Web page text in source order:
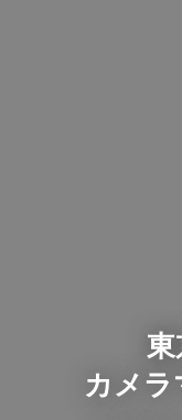
カメラ